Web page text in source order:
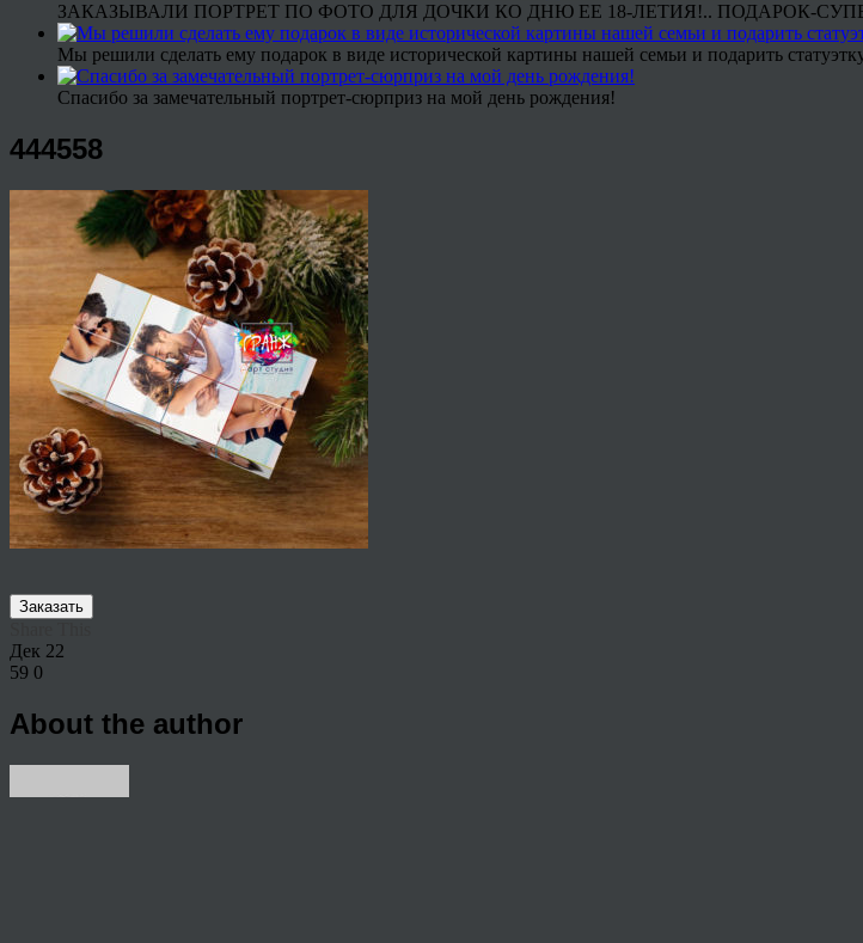
ЗАКАЗЫВАЛИ ПОРТРЕТ ПО ФОТО ДЛЯ ДОЧКИ КО ДНЮ ЕЕ 18-ЛЕТИЯ!.. ПОДАРОК-
Мы решили сделать ему подарок в виде исторической картины нашей семьи и подарить
Спасибо за замечательный портрет-сюрприз на мой день рождения!
444558
Заказать
Дек 22
59 0
About the author